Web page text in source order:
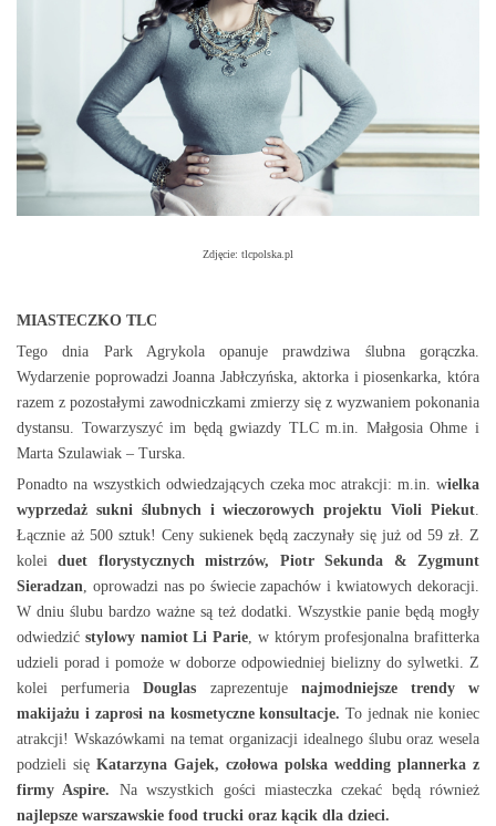
Zdjęcie: tlcpolska.pl
MIASTECZKO TLC
Tego dnia Park Agrykola opanuje prawdziwa ślubna gorączka.
Wydarzenie poprowadzi Joanna Jabłczyńska, aktorka i piosenkarka, która
razem z pozostałymi zawodniczkami zmierzy się z wyzwaniem pokonania
dystansu. Towarzyszyć im będą gwiazdy TLC m.in. Małgosia Ohme i
Marta Szulawiak – Turska.
Ponadto na wszystkich odwiedzających czeka moc atrakcji: m.in. wielka
wyprzedaż sukni ślubnych i wieczorowych projektu Violi Piekut.
Łącznie aż 500 sztuk! Ceny sukienek będą zaczynały się już od 59 zł. Z
koleiduet florystycznych mistrzów, Piotr Sekunda & Zygmunt
Sieradzan, oprowadzi nas po świecie zapachów i kwiatowych dekoracji.
W dniu ślubu bardzo ważne są też dodatki. Wszystkie panie będą mogły
odwiedzić stylowy namiot Li Parie, w którym profesjonalna brafitterka
udzieli porad i pomoże w doborze odpowiedniej bielizny do sylwetki. Z
kolei perfumeriaDouglas zaprezentuje najmodniejsze trendyw
makijażu i zaprosi na kosmetyczne konsultacje.To jednak nie koniec
atrakcji! Wskazówkami na temat organizacji idealnego ślubu oraz wesela
podzieli się Katarzyna Gajek, czołowa polska wedding plannerka z
firmy Aspire. Na wszystkich gości miasteczka czekać będą również
najlepsze warszawskie food trucki oraz kącik dla dzieci.